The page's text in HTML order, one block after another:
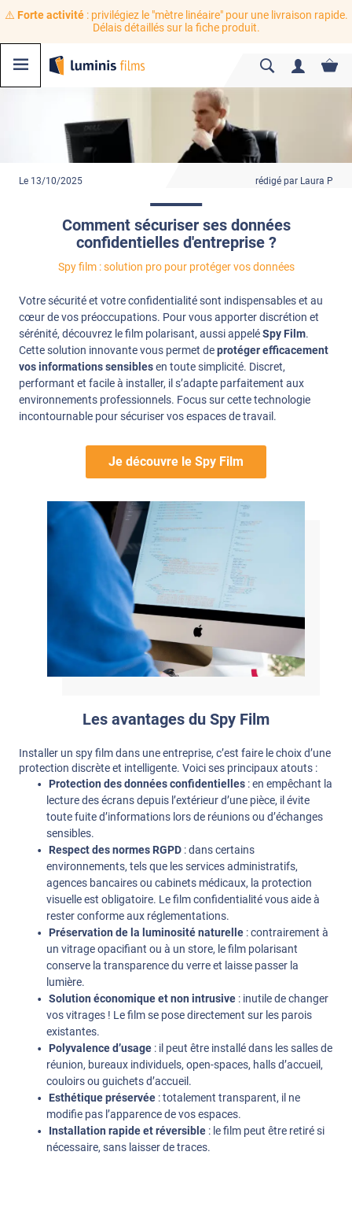
⚠️ Forte activité: privilégiez le "mètre linéaire" pour une livraison rapide.
Délais détaillés sur la fiche produit.
Le 13/10/2025 rédigé par Laura P
Comment sécuriser ses données
confidentielles d'entreprise ?
Spy film : solution pro pour protéger vos données
Votre sécurité et votre confidentialité sont indispensables et au
cœur de vos préoccupations. Pour vous apporter discrétion et
sérénité, découvrez le film polarisant, aussi appeléSpy Film.
Cette solution innovante vous permet deprotéger efficacement
vos informations sensiblesen toute simplicité. Discret,
performant et facile à installer, il s’adapte parfaitement aux
environnements professionnels. Focus sur cette technologie
incontournable pour sécuriser vos espaces de travail.
Je découvre le Spy Film
Les avantages du Spy Film
Installer un spy film dans une entreprise, c’est faire le choix d’une
protection discrète et intelligente. Voici ses principaux atouts :
Protection des données confidentielles: en empêchant la
lecture des écrans depuis l’extérieur d’une pièce, il évite
toute fuite d’informations lors de réunions ou d’échanges
sensibles.
Respect des normes RGPD: dans certains
environnements, tels que les services administratifs,
agences bancaires ou cabinets médicaux, la protection
visuelle est obligatoire. Le film confidentialité vous aide à
rester conforme aux réglementations.
Préservation de la luminosité naturelle: contrairement à
un vitrage opacifiant ou à un store, le film polarisant
conserve la transparence du verre et laisse passer la
lumière.
Solution économique et non intrusive: inutile de changer
vos vitrages ! Le film se pose directement sur les parois
existantes.
Polyvalence d’usage: il peut être installé dans les salles de
réunion, bureaux individuels, open-spaces, halls d’accueil,
couloirs ou guichets d’accueil.
Esthétique préservée: totalement transparent, il ne
modifie pas l’apparence de vos espaces.
Installation rapide et réversible: le film peut être retiré si
nécessaire, sans laisser de traces.